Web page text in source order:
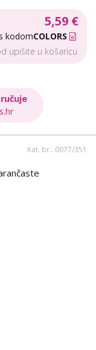
5,59 €
s kodomCOLORS
upišite u košaricu
Kat. br.: 0077/351